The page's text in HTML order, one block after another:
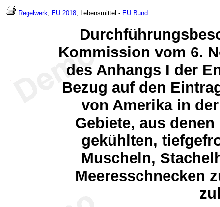
Regelwerk, EU 2018, Lebensmittel - EU Bund
Kommission vom 6.
des Anhangs I der
Bezug auf den
von Amerika in
Gebiete, aus
gekühlten,
Muscheln,
Meeresschnecken